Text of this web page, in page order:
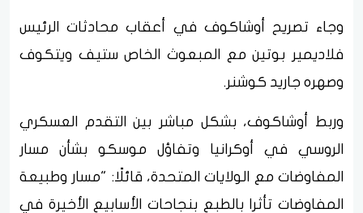
وجاء تصريح أوشاكوف في أعقاب محادثات الرئيس
فلاديمير بوتين مع المبعوث الخاص ستيف ويتكوف
وصهره جاريد كوشنر.
وربط أوشاكوف، بشكل مباشر بين التقدم العسكري
الروسي في أوكرانيا وتفاؤل موسكو بشأن مسار
المفاوضات مع الولايات المتحدة، قائلًا: "مسار وطبيعة
المفاوضات تأثرا بالطبع بنجاحات الأسابيع الأخيرة في